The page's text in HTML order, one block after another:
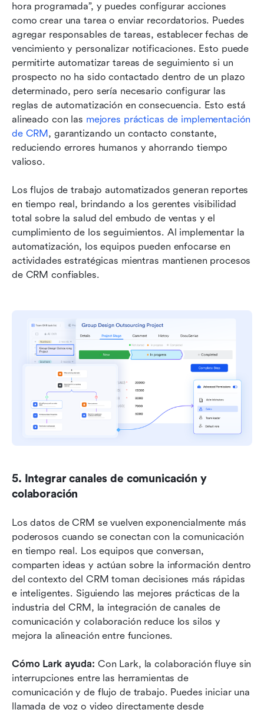
hora programada”, y puedes configurar acciones
como crear una tarea o enviar recordatorios. Puedes
agregar responsables de tareas, establecer fechas de
vencimiento y personalizar notificaciones. Esto puede
permitirte automatizar tareas de seguimiento si un
prospecto no ha sido contactado dentro de un plazo
determinado, pero sería necesario configurar las
reglas de automatización en consecuencia. Esto está
alineado con las mejores prácticas de implementación
de CRM , garantizando un contacto constante,
reduciendo errores humanos y ahorrando tiempo
valioso.
Los flujos de trabajo automatizados generan reportes
en tiempo real, brindando a los gerentes visibilidad
total sobre la salud del embudo de ventas y el
cumplimiento de los seguimientos. Al implementar la
automatización, los equipos pueden enfocarse en
actividades estratégicas mientras mantienen procesos
de CRM confiables.
5. Integrar canales de comunicación y
colaboración
Los datos de CRM se vuelven exponencialmente más
poderosos cuando se conectan con la comunicación
en tiempo real. Los equipos que conversan,
comparten ideas y actúan sobre la información dentro
del contexto del CRM toman decisiones más rápidas
e inteligentes. Siguiendo las mejores prácticas de la
industria del CRM, la integración de canales de
comunicación y colaboración reduce los silos y
mejora la alineación entre funciones.
Cómo Lark ayuda: Con Lark, la colaboración fluye sin
interrupciones entre las herramientas de
comunicación y de flujo de trabajo. Puedes iniciar una
llamada de voz o video directamente desde